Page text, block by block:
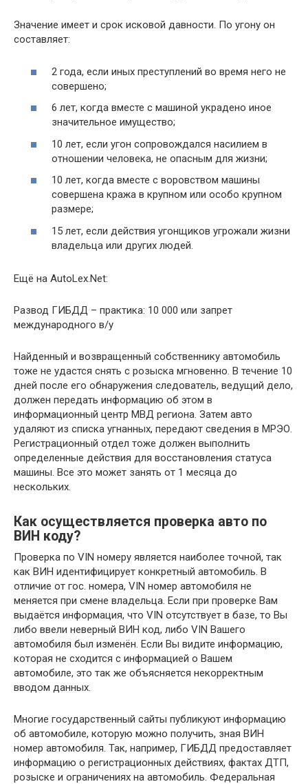
Значение имеет и срок исковой давности. По угону он
составляет:
2 года, если иных преступлений во время него не
совершено;
6 лет, когда вместе с машиной украдено иное
значительное имущество;
10 лет, если угон сопровождался насилием в
отношении человека, не опасным для жизни;
10 лет, когда вместе с воровством машины
совершена кража в крупном или особо крупном
размере;
15 лет, если действия угонщиков угрожали жизни
владельца или других людей.
Ещё на AutoLex.Net:
Развод ГИБДД – практика: 10 000 или запрет
международного в/у
Найденный и возвращенный собственнику автомобиль
тоже не удастся снять с розыска мгновенно. В течение 10
дней после его обнаружения следователь, ведущий дело,
должен передать информацию об этом в
информационный центр МВД региона. Затем авто
удаляют из списка угнанных, передают сведения в МРЭО.
Регистрационный отдел тоже должен выполнить
определенные действия для восстановления статуса
машины. Все это может занять от 1 месяца до
нескольких.
Как осуществляется проверка авто по
ВИН коду?
Проверка по VIN номеру является наиболее точной, так
как ВИН идентифицирует конкретный автомобиль. В
отличие от гос. номера, VIN номер автомобиля не
меняется при смене владельца. Если при проверке Вам
выдаётся информация, что VIN отсутствует в базе, то Вы
либо ввели неверный ВИН код, либо VIN Вашего
автомобиля был изменён. Если Вы видите информацию,
которая не сходится с информацией о Вашем
автомобиле, это так же объясняется некорректным
вводом данных.
Многие государственный сайты публикуют информацию
об автомобиле, которую можно получить, зная ВИН
номер автомобиля. Так, например, ГИБДД предоставляет
информацию о регистрационных действиях, фактах ДТП,
розыске и ограничениях на автомобиль. Федеральная